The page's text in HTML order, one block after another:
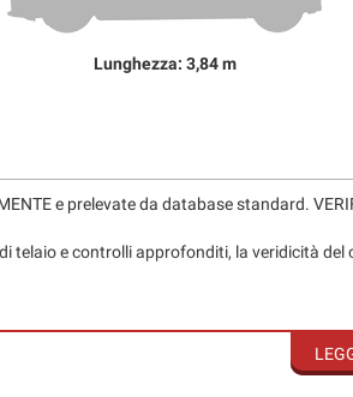
Lunghezza: 3,84 m
e prelevate da database standard.
telaio e controlli approfonditi, la veridicità
polizza cristalli, atti vandalici ed eventi